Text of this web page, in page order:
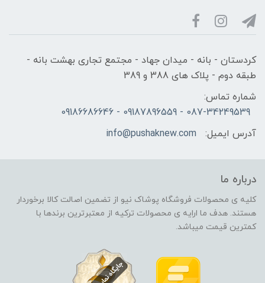
کردستان - بانه - میدان جهاد - مجتمع تجاری بهشت بانه -
طبقه دوم - پلاک های 388 و 389
شماره تماس:
087-34249539 - 09187896559 - 09186686646
آدرس ایمیل:
info@pushaknew.com
درباره ما
کلیه ی محصولات فروشگاه پوشاک نیو از تضمین اصالت کالا برخوردار
هستند. هدف ما ارایه ی محصولات ترکیه از معتبرترین برندها با
کمترین قیمت میباشد.